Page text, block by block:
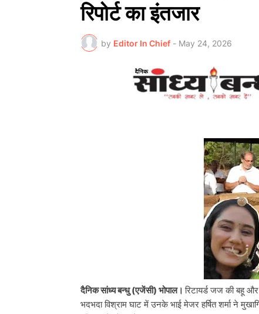
रिपोर्ट का इंतजार
by Editor In Chief - May 24, 2026
दैनिक सांध्य बन्धु (एजेंसी) भोपाल।रिटायर्ड जज की बहू और
भदभदा विश्राम घाट में उनके भाई मेजर हर्षित शर्मा ने